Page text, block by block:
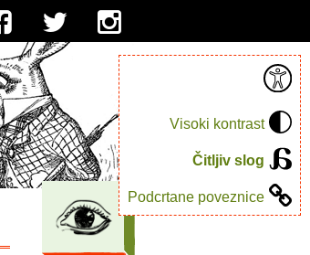
Visoki kontrast
Čitljiv slog
Podcrtane poveznice